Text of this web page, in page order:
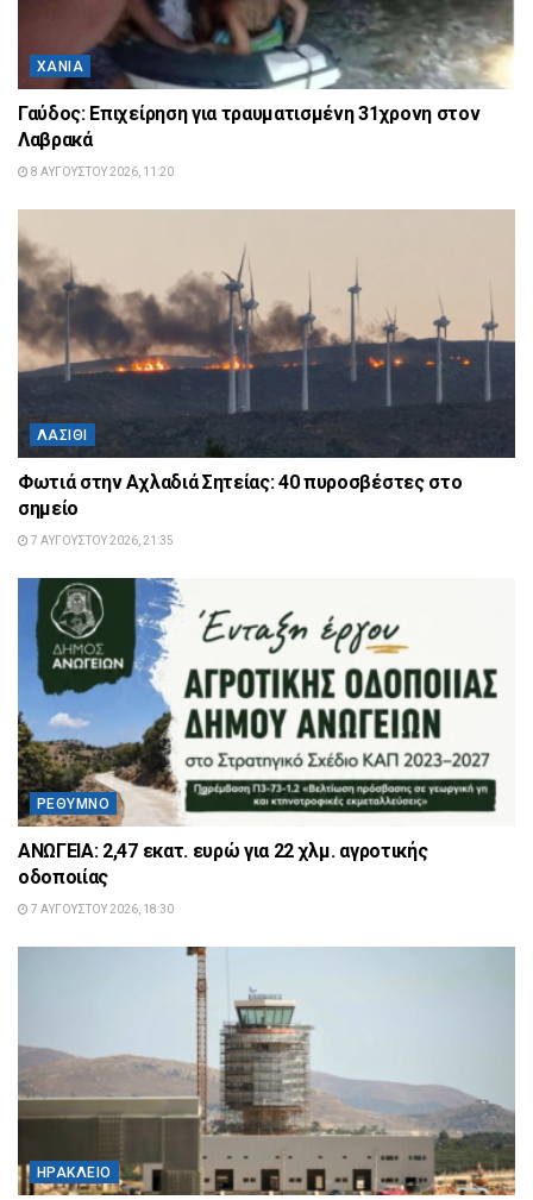
ΧΑΝΙΆ
Γαύδος: Επιχείρηση για τραυματισμένη 31χρονη στον
Λαβρακά
8 ΑΥΓΟΎΣΤΟΥ 2026, 11:20
ΛΑΣΊΘΙ
Φωτιά στην Αχλαδιά Σητείας: 40 πυροσβέστες στο
σημείο
7 ΑΥΓΟΎΣΤΟΥ 2026, 21:35
ΡΈΘΥΜΝΟ
ΑΝΩΓΕΙΑ: 2,47 εκατ. ευρώ για 22 χλμ. αγροτικής
οδοποιίας
7 ΑΥΓΟΎΣΤΟΥ 2026, 18:30
ΗΡΆΚΛΕΙΟ